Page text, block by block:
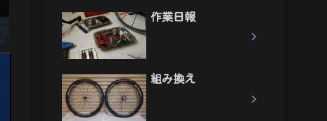
作業日報
組み換え